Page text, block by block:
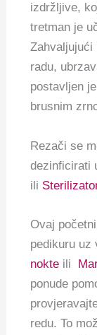
izdržljive,
tretman je
Zahvaljujući
radu,
postavljen
brusnim
Rezači se
dezinficirati
ili
Ovaj
pedikuru uz
nokte ili
ponude
redu. To